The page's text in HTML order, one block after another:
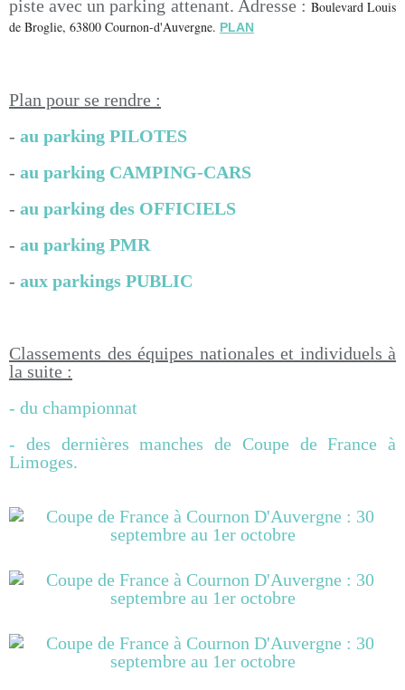
piste avec un parking attenant. Adresse : Boulevard Louis
de Broglie, 63800 Cournon-d'Auvergne. PLAN
Plan pour se rendre :
- au parking PILOTES
- au parking CAMPING-CARS
- au parking des OFFICIELS
- au parking PMR
- aux parkings PUBLIC
Classements des équipes nationales et individuels à
la suite :
- du championnat
- des dernières manches de Coupe de France à
Limoges.